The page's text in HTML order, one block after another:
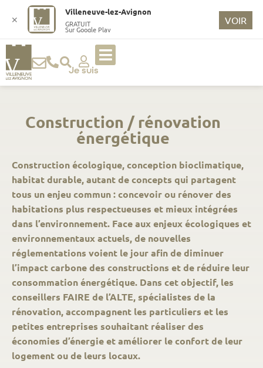
Je suis
Construction / rénovation
énergétique
Construction écologique, conception bioclimatique,
habitat durable, autant de concepts qui partagent
tous un enjeu commun : concevoir ou rénover des
habitations plus respectueuses et mieux intégrées
dans l’environnement. Face aux enjeux écologiques et
environnementaux actuels, de nouvelles
réglementations voient le jour afin de diminuer
l’impact carbone des constructions et de réduire leur
consommation énergétique. Dans cet objectif, les
conseillers FAIRE de l’ALTE, spécialistes de la
rénovation, accompagnent les particuliers et les
petites entreprises souhaitant réaliser des
économies d’énergie et améliorer le confort de leur
logement ou de leurs locaux.
✕
Villeneuve-lez-Avignon
GRATUIT
Sur Google Play
VOIR